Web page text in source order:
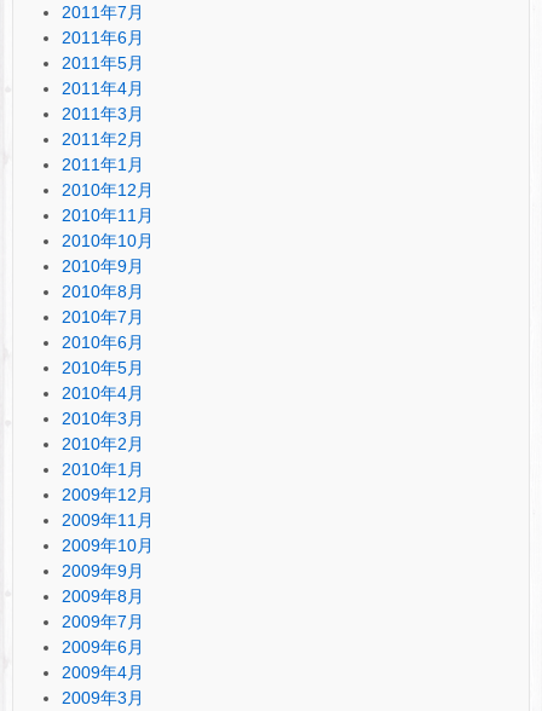
2011年7月
2011年6月
2011年5月
2011年4月
2011年3月
2011年2月
2011年1月
2010年12月
2010年11月
2010年10月
2010年9月
2010年8月
2010年7月
2010年6月
2010年5月
2010年4月
2010年3月
2010年2月
2010年1月
2009年12月
2009年11月
2009年10月
2009年9月
2009年8月
2009年7月
2009年6月
2009年4月
2009年3月